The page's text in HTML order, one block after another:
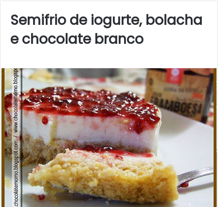
Semifrio de iogurte, bolacha
e chocolate branco